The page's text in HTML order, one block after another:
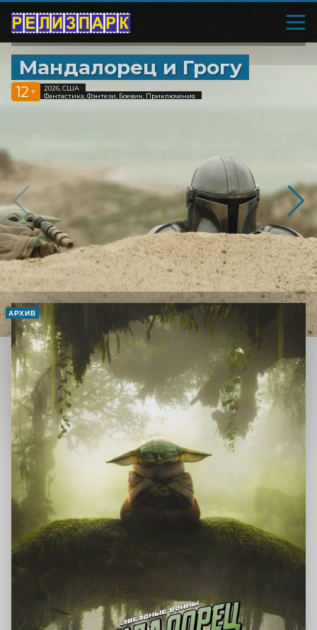
Мандалорец и Грогу
12 +
2026, США
Фантастика, Фэнтези, Боевик, Приключения
АРХИВ